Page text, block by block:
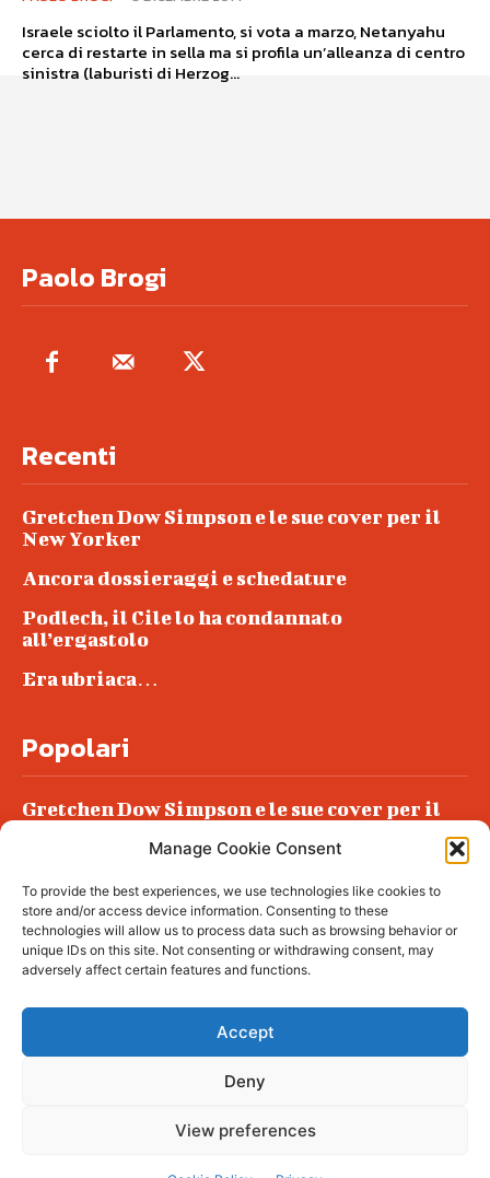
Manage Cookie Consent
To provide the best experiences, we use technologies like cookies to
store and/or access device information. Consenting to these
technologies will allow us to process data such as browsing behavior or
unique IDs on this site. Not consenting or withdrawing consent, may
adversely affect certain features and functions.
Accept
Deny
View preferences
Israele sciolto il Parlamento, si vota a marzo, Netanyahu
cerca di restarte in sella ma si profila un’alleanza di centro
sinistra (laburisti di Herzog...
Paolo Brogi
Recenti
Gretchen Dow Simpson e le sue cover per il
New Yorker
Ancora dossieraggi e schedature
Podlech, il Cile lo ha condannato
all’ergastolo
Era ubriaca…
Popolari
Gretchen Dow Simpson e le sue cover per il
Podlech, il Cile lo ha condannato
all’ergastolo
Era ubriaca…
© tagDiv - All rights reserved. Made with
complete News Portal about living, lifestyle,
fashion and wellness. Take your time and